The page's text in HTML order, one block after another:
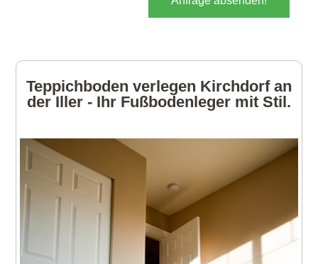
Teppichboden verlegen Kirchdorf an
der Iller - Ihr Fußbodenleger mit Stil.